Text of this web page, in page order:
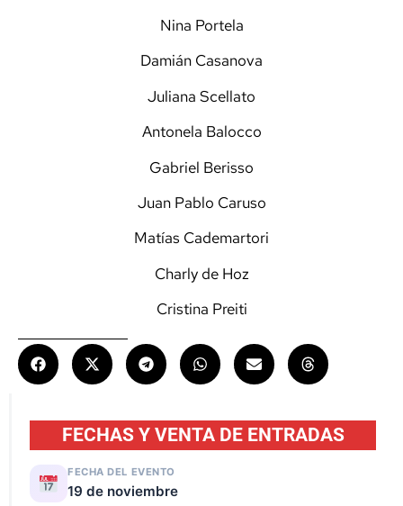
Nina Portela
Damián Casanova
Juliana Scellato
Antonela Balocco
Gabriel Berisso
Juan Pablo Caruso
Matías Cademartori
Charly de Hoz
Cristina Preiti
FECHAS Y VENTA DE ENTRADAS
FECHA DEL EVENTO
19 de noviembre